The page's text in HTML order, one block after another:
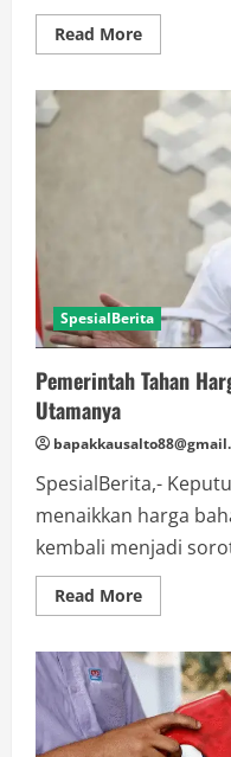
Read MoreRead
more
Saudi
Tidak
Terbitkan
Visa
Haji
Furoda
SpesialBerita
Pemerintah Tahan
Utamanya
SpesialBerita,-
menaikkan harga
kembali menjadi
Read MoreRead
more
Tahan
Harga
BBM,
Ini
Utamanya